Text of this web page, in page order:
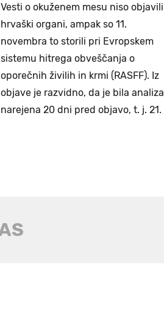
Vesti o okuženem mesu niso objavili
hrvaški organi, ampak so 11.
novembra to storili pri Evropskem
sistemu hitrega obveščanja o
oporečnih živilih in krmi (RASFF). Iz
objave je razvidno, da je bila analiza
narejena 20 dni pred objavo, t. j. 21.